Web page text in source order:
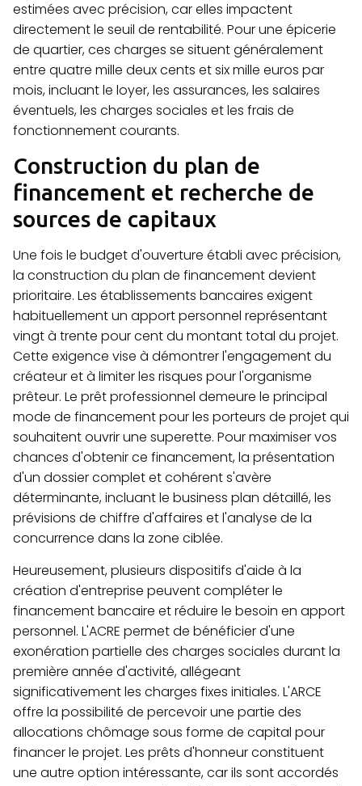
estimées avec précision, car elles impactent
directement le seuil de rentabilité. Pour une épicerie
de quartier, ces charges se situent généralement
entre quatre mille deux cents et six mille euros par
mois, incluant le loyer, les assurances, les salaires
éventuels, les charges sociales et les frais de
fonctionnement courants.
Construction du plan de
financement et recherche de
sources de capitaux
Une fois le budget d'ouverture établi avec précision,
la construction du plan de financement devient
prioritaire. Les établissements bancaires exigent
habituellement un apport personnel représentant
vingt à trente pour cent du montant total du projet.
Cette exigence vise à démontrer l'engagement du
créateur et à limiter les risques pour l'organisme
prêteur. Le prêt professionnel demeure le principal
mode de financement pour les porteurs de projet qui
souhaitent ouvrir une superette. Pour maximiser vos
chances d'obtenir ce financement, la présentation
d'un dossier complet et cohérent s'avère
déterminante, incluant le business plan détaillé, les
prévisions de chiffre d'affaires et l'analyse de la
concurrence dans la zone ciblée.
Heureusement, plusieurs dispositifs d'aide à la
création d'entreprise peuvent compléter le
financement bancaire et réduire le besoin en apport
personnel. L'ACRE permet de bénéficier d'une
exonération partielle des charges sociales durant la
première année d'activité, allégeant
significativement les charges fixes initiales. L'ARCE
offre la possibilité de percevoir une partie des
allocations chômage sous forme de capital pour
financer le projet. Les prêts d'honneur constituent
une autre option intéressante, car ils sont accordés